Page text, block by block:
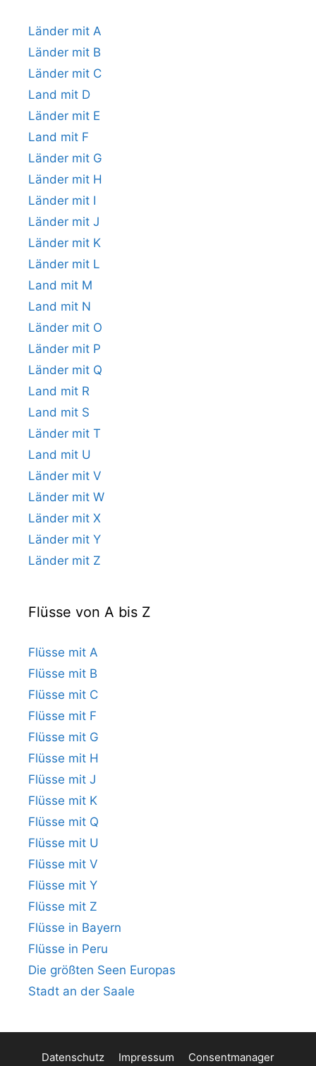
Länder mit A
Länder mit B
Länder mit C
Land mit D
Länder mit E
Land mit F
Länder mit G
Länder mit H
Länder mit I
Länder mit J
Länder mit K
Länder mit L
Land mit M
Land mit N
Länder mit O
Länder mit P
Länder mit Q
Land mit R
Land mit S
Länder mit T
Land mit U
Länder mit V
Länder mit W
Länder mit X
Länder mit Y
Länder mit Z
Flüsse von A bis Z
Flüsse mit A
Flüsse mit B
Flüsse mit C
Flüsse mit F
Flüsse mit G
Flüsse mit H
Flüsse mit J
Flüsse mit K
Flüsse mit Q
Flüsse mit U
Flüsse mit V
Flüsse mit Y
Flüsse mit Z
Flüsse in Bayern
Flüsse in Peru
Die größten Seen Europas
Stadt an der Saale
Datenschutz Impressum Consentmanager